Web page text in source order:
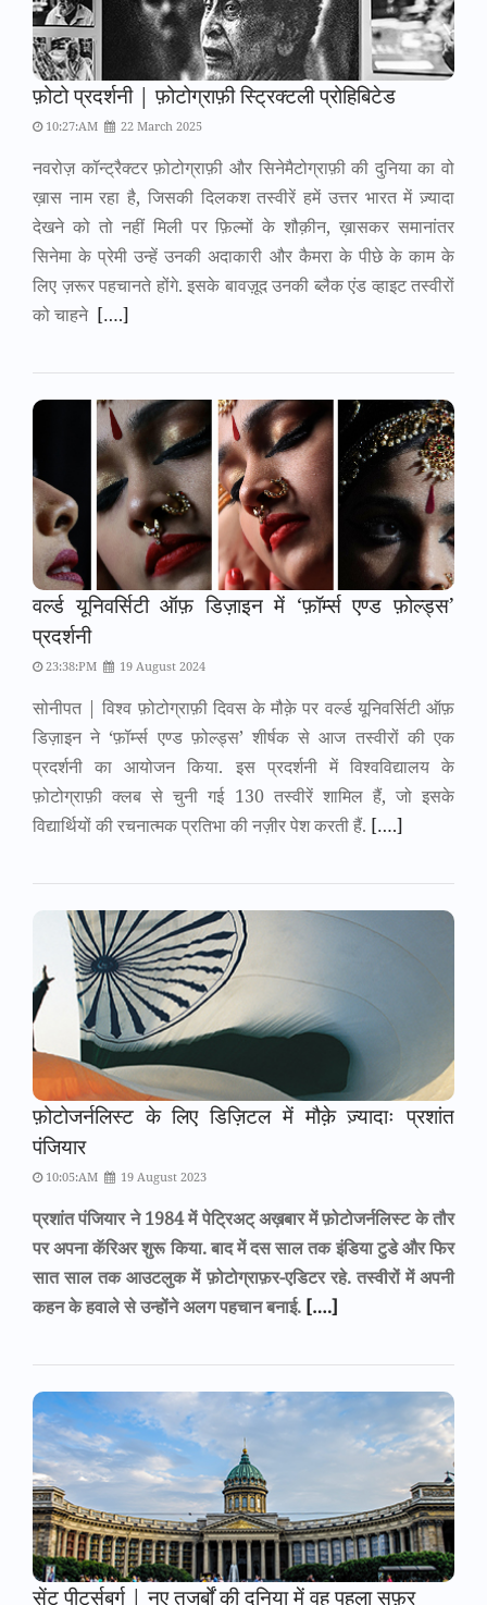
फ़ोटो प्रदर्शनी | फ़ोटोग्राफ़ी स्ट्रिक्टली प्रोहिबिटेड
10:27:AM 22 March 2025
नवरोज़ कॉन्ट्रैक्टर फ़ोटोग्राफ़ी और सिनेमैटोग्राफ़ी की दुनिया का वो
ख़ास नाम रहा है, जिसकी दिलकश तस्वीरें हमें उत्तर भारत में ज़्यादा
देखने को तो नहीं मिली पर फ़िल्मों के शौक़ीन, ख़ासकर समानांतर
सिनेमा के प्रेमी उन्हें उनकी अदाकारी और कैमरा के पीछे के काम के
लिए ज़रूर पहचानते होंगे. इसके बावज़ूद उनकी ब्लैक एंड व्हाइट तस्वीरों
को चाहने [….]
वर्ल्ड यूनिवर्सिटी ऑफ़ डिज़ाइन में ‘फ़ॉर्म्स एण्ड फ़ोल्ड्स’
प्रदर्शनी
23:38:PM 19 August 2024
सोनीपत | विश्व फ़ोटोग्राफ़ी दिवस के मौक़े पर वर्ल्ड यूनिवर्सिटी ऑफ़
डिज़ाइन ने ‘फ़ॉर्म्स एण्ड फ़ोल्ड्स’ शीर्षक से आज तस्वीरों की एक
प्रदर्शनी का आयोजन किया. इस प्रदर्शनी में विश्वविद्यालय के
फ़ोटोग्राफ़ी क्लब से चुनी गई 130 तस्वीरें शामिल हैं, जो इसके
विद्यार्थियों की रचनात्मक प्रतिभा की नज़ीर पेश करती हैं. [….]
फ़ोटोजर्नलिस्ट के लिए डिज़िटल में मौक़े ज़्यादाः प्रशांत
पंजियार
10:05:AM 19 August 2023
प्रशांत पंजियार ने 1984 में पेट्रिअट् अख़बार में फ़ोटोजर्नलिस्ट के तौर
पर अपना कॅरिअर शुरू किया. बाद में दस साल तक इंडिया टुडे और फिर
सात साल तक आउटलुक में फ़ोटोग्राफ़र-एडिटर रहे. तस्वीरों में अपनी
कहन के हवाले से उन्होंने अलग पहचान बनाई. [….]
सेंट पीटर्सबर्ग | नए तजुर्बों की दुनिया में वह पहला सफ़र